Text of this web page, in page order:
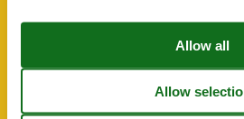
ECO, Air or ground heat pump
ECO, Energy source: Solar energy
Heating, Central heating
Holiday house